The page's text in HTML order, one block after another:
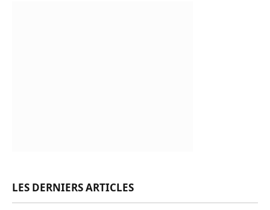
LES DERNIERS ARTICLES